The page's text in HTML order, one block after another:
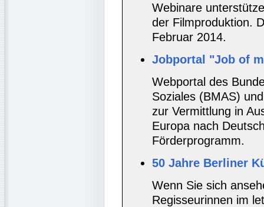
Webinare
der Filmproduktion.
Februar 2014.
Jobportal "Job of
Webportal des
Soziales (BMAS)
zur Vermittlung in
Europa nach
Förderprogramm.
50 Jahre Berliner
Wenn Sie sich
Regisseurinnen im